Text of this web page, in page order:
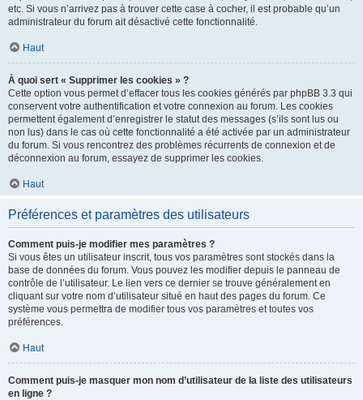
etc. Si vous n’arrivez pas à trouver cette case à cocher, il est probable qu’un
administrateur du forum ait désactivé cette fonctionnalité.
Haut
À quoi sert « Supprimer les cookies » ?
Cette option vous permet d’effacer tous les cookies générés par phpBB 3.3 qui
conservent votre authentification et votre connexion au forum. Les cookies
permettent également d’enregistrer le statut des messages (s’ils sont lus ou
non lus) dans le cas où cette fonctionnalité a été activée par un administrateur
du forum. Si vous rencontrez des problèmes récurrents de connexion et de
déconnexion au forum, essayez de supprimer les cookies.
Haut
Préférences et paramètres des utilisateurs
Comment puis-je modifier mes paramètres ?
Si vous êtes un utilisateur inscrit, tous vos paramètres sont stockés dans la
base de données du forum. Vous pouvez les modifier depuis le panneau de
contrôle de l’utilisateur. Le lien vers ce dernier se trouve généralement en
cliquant sur votre nom d’utilisateur situé en haut des pages du forum. Ce
système vous permettra de modifier tous vos paramètres et toutes vos
préférences.
Haut
Comment puis-je masquer mon nom d’utilisateur de la liste des utilisateurs
en ligne ?